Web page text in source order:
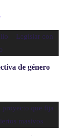
de género